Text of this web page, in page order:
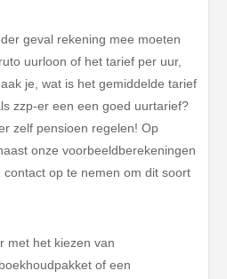
geval rekening mee moeten
uurloon of het tarief per uur,
je, wat is het gemiddelde tarief
zzp-er een een goed uurtarief?
zelf pensioen regelen! Op
onze voorbeeldberekeningen
op te nemen om dit soort
met het kiezen van
of een